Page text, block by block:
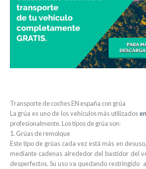
Transporte de coches EN españa con grúa
La grúa es uno de los vehículos más utilizados
profesionalmente. Los tipos de grúa son:
1. Grúas de remolque
Este tipo de grúas cada vez está más en
mediante cadenas alrededor del bastidor del
desperfectos. Su uso va quedando restringido